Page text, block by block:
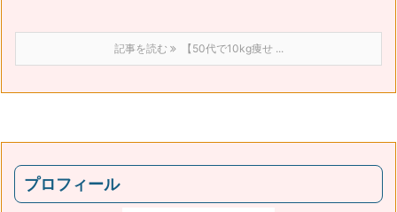
記事を読む 【50代で10kg痩せ ...
プロフィール